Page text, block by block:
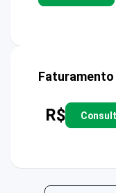
Faturamento
R$